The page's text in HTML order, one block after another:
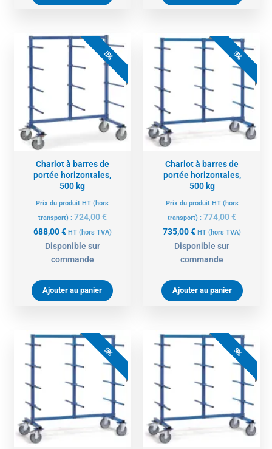
5%
Chariot à barres de
portée horizontales,
500 kg
Prix du produit HT (hors
transport) : 724,00€
Le
prix
initial
était :
688,00€
Le
actuel
688,00 €.
HT (hors TVA)
Disponible sur
commande
Ajouter au panier
5%
Chariot à barres de
portée horizontales,
500 kg
Prix du produit HT (hors
transport) :774,00€
Le
prix
initial
était :
774,00 €.
735,00€
Le
prix
actuel
735,00 €.
HT (hors TVA)
Disponible sur
commande
Ajouter au panier
5%
Le
prix
initial
était :
785,00 €.
Le
prix
actuel
746,00 €.
5%
Le
prix
initial
était :
806,00 €.
Le
prix
actuel
766,00 €.